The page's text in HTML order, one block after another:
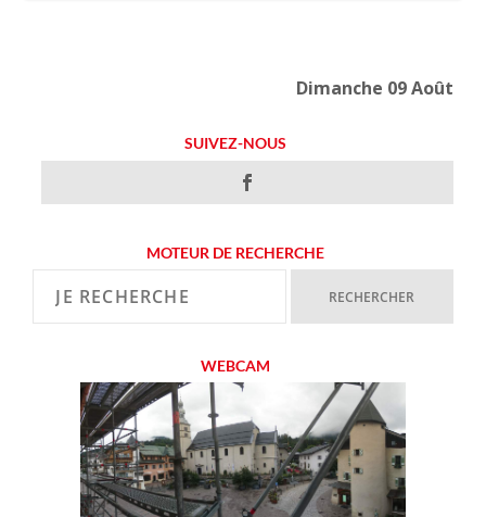
Dimanche 09 Août
SUIVEZ-NOUS
MOTEUR DE RECHERCHE
WEBCAM